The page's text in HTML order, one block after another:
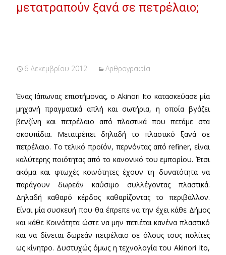
μετατραπούν ξανά σε πετρέλαιο;
6 Δεκεμβρίου 2012 Αρθρογραφία
Ένας Ιάπωνας επιστήμονας, ο Akinori Ito κατασκεύασε μία
μηχανή πραγματικά απλή και σωτήρια, η οποία βγάζει
βενζίνη και πετρέλαιο από πλαστικά που πετάμε στα
σκουπίδια. Μετατρέπει δηλαδή το πλαστικό ξανά σε
πετρέλαιο. Το τελικό προϊόν, περνόντας από refiner, είναι
καλύτερης ποιότητας από το κανονικό του εμπορίου. Έτσι
ακόμα και φτωχές κοινότητες έχουν τη δυνατότητα να
παράγουν δωρεάν καύσιμο συλλέγοντας πλαστικά.
Δηλαδή καθαρό κέρδος καθαρίζοντας το περιβάλλον.
Είναι μία συσκευή που θα έπρεπε να την έχει κάθε Δήμος
και κάθε Κοινότητα ώστε να μην πετιέται κανένα πλαστικό
και να δίνεται δωρεάν πετρέλαιο σε όλους τους πολίτες
ως κίνητρο. Δυστυχώς όμως η τεχνολογία του Akinori Ito,